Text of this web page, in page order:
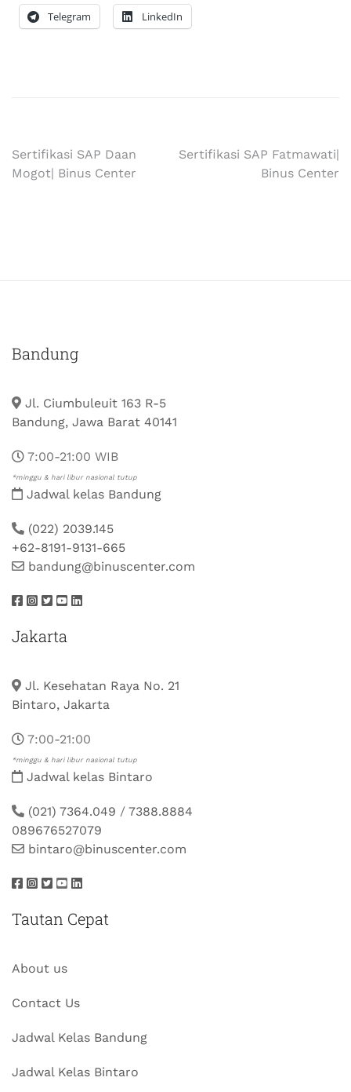
Telegram LinkedIn
Sertifikasi SAP Daan
Mogot| Binus Center
Sertifikasi SAP Fatmawati|
Binus Center
Bandung
Jl. Ciumbuleuit 163 R-5
Bandung, Jawa Barat 40141
7:00-21:00 WIB
*minggu & hari libur nasional tutup
Jadwal kelas Bandung
(022) 2039.145
+62-8191-9131-665
bandung@binuscenter.com
Jakarta
Jl. Kesehatan Raya No. 21
Bintaro, Jakarta
7:00-21:00
*minggu & hari libur nasional tutup
Jadwal kelas Bintaro
(021) 7364.049 / 7388.8884
089676527079
bintaro@binuscenter.com
Tautan Cepat
About us
Contact Us
Jadwal Kelas Bandung
Jadwal Kelas Bintaro